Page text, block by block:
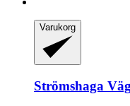
Varukorg
Strömshaga